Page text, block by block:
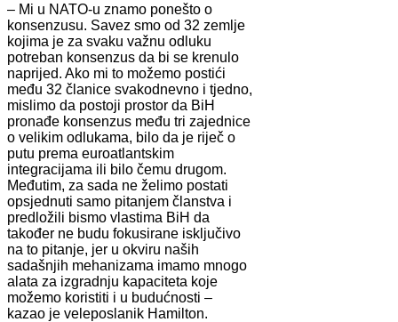
– Mi u NATO-u znamo ponešto o
konsenzusu. Savez smo od 32 zemlje
kojima je za svaku važnu odluku
potreban konsenzus da bi se krenulo
naprijed. Ako mi to možemo postići
među 32 članice svakodnevno i tjedno,
mislimo da postoji prostor da BiH
pronađe konsenzus među tri zajednice
o velikim odlukama, bilo da je riječ o
putu prema euroatlantskim
integracijama ili bilo čemu drugom.
Međutim, za sada ne želimo postati
opsjednuti samo pitanjem članstva i
predložili bismo vlastima BiH da
također ne budu fokusirane isključivo
na to pitanje, jer u okviru naših
sadašnjih mehanizama imamo mnogo
alata za izgradnju kapaciteta koje
možemo koristiti i u budućnosti –
kazao je veleposlanik Hamilton.